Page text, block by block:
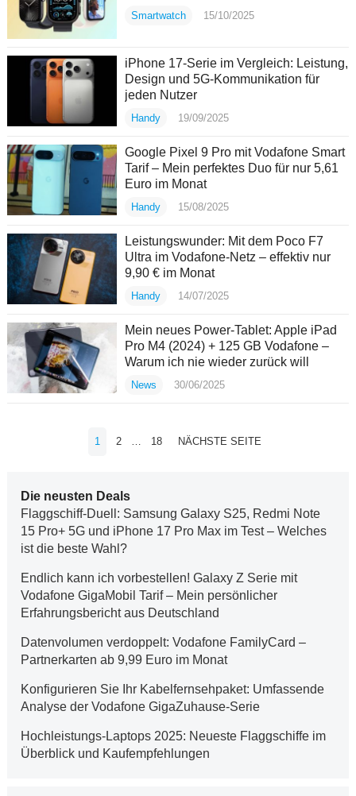
Smartwatch 15/10/2025
iPhone 17-Serie im Vergleich: Leistung,
Design und 5G-Kommunikation für
jeden Nutzer
Handy 19/09/2025
Google Pixel 9 Pro mit Vodafone Smart
Tarif – Mein perfektes Duo für nur 5,61
Euro im Monat
Handy 15/08/2025
Leistungswunder: Mit dem Poco F7
Ultra im Vodafone-Netz – effektiv nur
9,90 € im Monat
Handy 14/07/2025
Mein neues Power-Tablet: Apple iPad
Pro M4 (2024) + 125 GB Vodafone –
Warum ich nie wieder zurück will
News 30/06/2025
Seitennummerierung
1 2 … 18 NÄCHSTE SEITE
Die neusten Deals
Flaggschiff-Duell: Samsung Galaxy S25, Redmi Note
15 Pro+ 5G und iPhone 17 Pro Max im Test – Welches
ist die beste Wahl?
Endlich kann ich vorbestellen! Galaxy Z Serie mit
Vodafone GigaMobil Tarif – Mein persönlicher
Erfahrungsbericht aus Deutschland
Datenvolumen verdoppelt: Vodafone FamilyCard –
Partnerkarten ab 9,99 Euro im Monat
Konfigurieren Sie Ihr Kabelfernsehpaket: Umfassende
Analyse der Vodafone GigaZuhause-Serie
Hochleistungs-Laptops 2025: Neueste Flaggschiffe im
Überblick und Kaufempfehlungen